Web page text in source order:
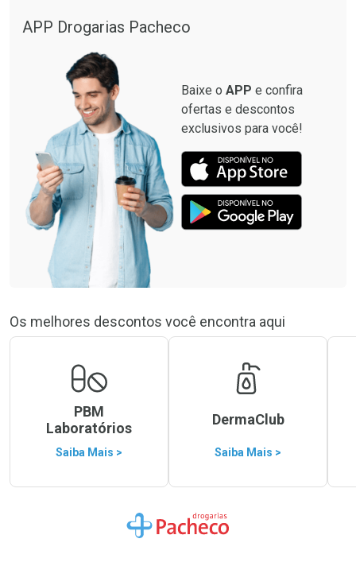
APP Drogarias Pacheco
Baixe o APP e confira
ofertas e descontos
exclusivos para você!
Os melhores descontos você encontra aqui
PBM
Laboratórios
Saiba Mais >
DermaClub
Saiba Mais >
Ir para a Home